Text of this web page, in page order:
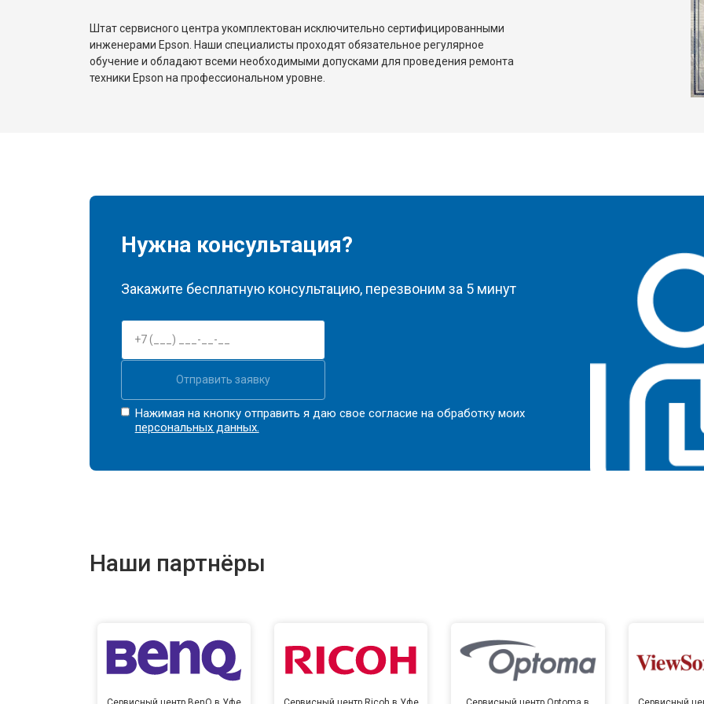
Штат сервисного центра укомплектован исключительно сертифицированными
инженерами Epson. Наши специалисты проходят обязательное регулярное
обучение и обладают всеми необходимыми допусками для проведения ремонта
техники Epson на профессиональном уровне.
Нужна консультация?
Закажите бесплатную консультацию, перезвоним за 5 минут
Отправить заявку
Нажимая на кнопку отправить я даю свое согласие на обработку моих
персональных данных.
Наши партнёры